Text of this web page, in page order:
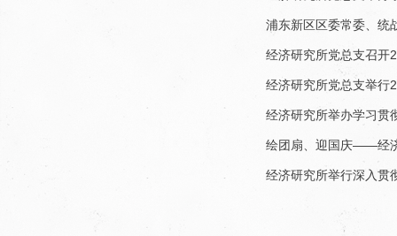
浦东新区区委常委、统
经济研究所党总支召开
经济研究所党总支举行
经济研究所举办学习贯
绘团扇、迎国庆——经济
经济研究所举行深入贯